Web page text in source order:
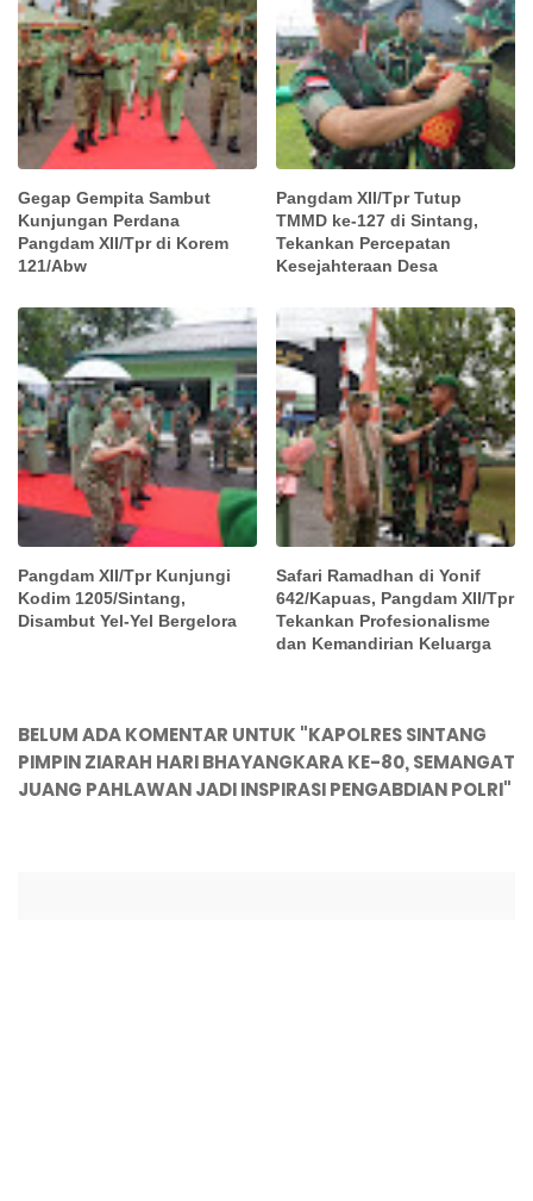
Gegap Gempita Sambut
Kunjungan Perdana
Pangdam XII/Tpr di Korem
121/Abw
Pangdam XII/Tpr Tutup
TMMD ke-127 di Sintang,
Tekankan Percepatan
Kesejahteraan Desa
Pangdam XII/Tpr Kunjungi
Kodim 1205/Sintang,
Disambut Yel-Yel Bergelora
Safari Ramadhan di Yonif
642/Kapuas, Pangdam XII/Tpr
Tekankan Profesionalisme
dan Kemandirian Keluarga
BELUM ADA KOMENTAR UNTUK "KAPOLRES SINTANG
PIMPIN ZIARAH HARI BHAYANGKARA KE-80, SEMANGAT
JUANG PAHLAWAN JADI INSPIRASI PENGABDIAN POLRI"